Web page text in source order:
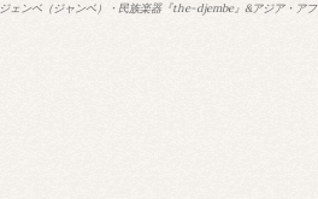
ジェンベ（ジャンベ）・民族楽器『the-djembe』&アジア・ア